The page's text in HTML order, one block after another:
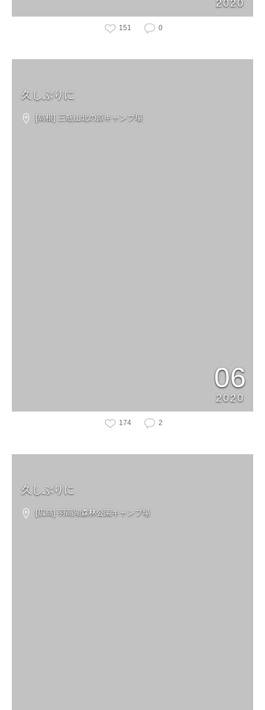
2020
151 0
久しぶりに
[島根] 三瓶山北の原キャンプ場
06
2020
174 2
久しぶりに
[広島] 羽高湖森林公園キャンプ場